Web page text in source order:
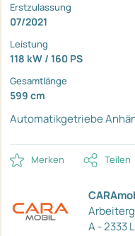
Erstzulassung
07/2021
Leistung
118 kW / 160 PS
Gesamtlänge
599 cm
Automatikgetriebe
Merken Teilen
A - 2333